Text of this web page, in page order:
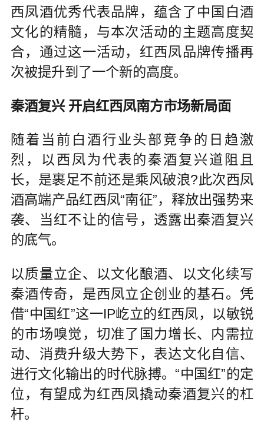
西凤酒优秀代表品牌，蕴含了中国白酒
文化的精髓，与本次活动的主题高度契
合，通过这一活动，红西凤品牌传播再
次被提升到了一个新的高度。
秦酒复兴 开启红西凤南方市场新局面
随着当前白酒行业头部竞争的日趋激
烈，以西凤为代表的秦酒复兴道阻且
长，是裹足不前还是乘风破浪?此次西凤
酒高端产品红西凤“南征”，释放出强势来
袭、当红不让的信号，透露出秦酒复兴
的底气。
以质量立企、以文化酿酒、以文化续写
秦酒传奇，是西凤立企创业的基石。凭
借“中国红”这一IP屹立的红西凤，以敏锐
的市场嗅觉，切准了国力增长、内需拉
动、消费升级大势下，表达文化自信、
进行文化输出的时代脉搏。“中国红”的定
位，有望成为红西凤撬动秦酒复兴的杠
杆。